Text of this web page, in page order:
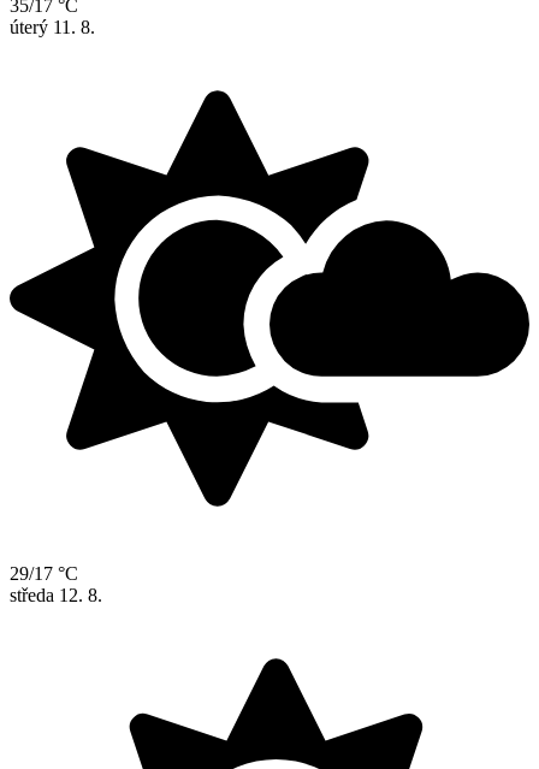
35/17 °C
úterý 11. 8.
29/17 °C
středa 12. 8.